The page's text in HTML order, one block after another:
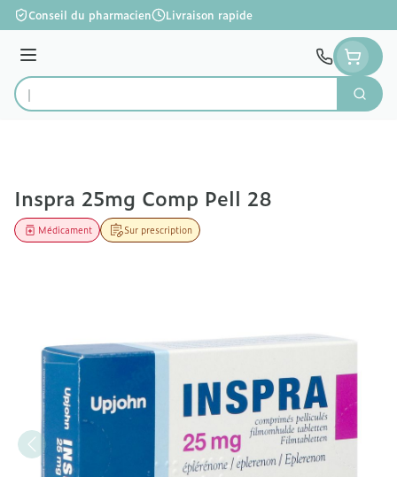
Aller au contenu
Conseil du pharmacien Livraison rapide
Menu
Rechercher
Inspra 25mg Comp Pell 28
Sur prescription
Médicament